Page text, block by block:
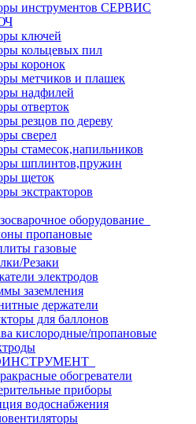
инструментов СЕРВИС
ключей
кольцевых пил
коронок
метчиков и плашек
надфилей
отверток
резцов по дереву
сверел
стамесок,напильников
шплинтов,пружин
щеток
экстракторов
оборудование
пропановые
газовые
Резаки
электродов
заземления
держатели
для баллонов
кислородные/пропановые
обогреватели
приборы
водоснабжения